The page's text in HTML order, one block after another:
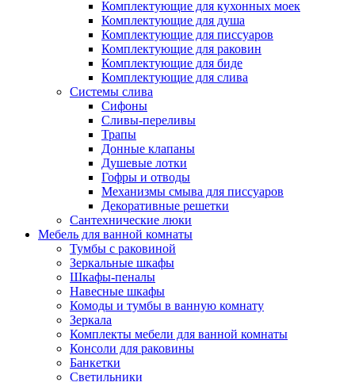
Комплектующие для кухонных моек
Комплектующие для душа
Комплектующие для писсуаров
Комплектующие для раковин
Комплектующие для биде
Комплектующие для слива
Системы слива
Сифоны
Сливы-переливы
Трапы
Донные клапаны
Душевые лотки
Гофры и отводы
Механизмы смыва для писсуаров
Декоративные решетки
Сантехнические люки
Мебель для ванной комнаты
Тумбы с раковиной
Зеркальные шкафы
Шкафы-пеналы
Навесные шкафы
Комоды и тумбы в ванную комнату
Зеркала
Комплекты мебели для ванной комнаты
Консоли для раковины
Банкетки
Светильники